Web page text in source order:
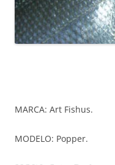
MARCA: Art Fishus.
MODELO: Popper.